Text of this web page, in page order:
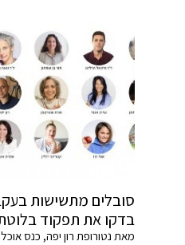
סובלים מתשישות
בדקו את תפקוד
מאת נטורופת רון יפה, כנס